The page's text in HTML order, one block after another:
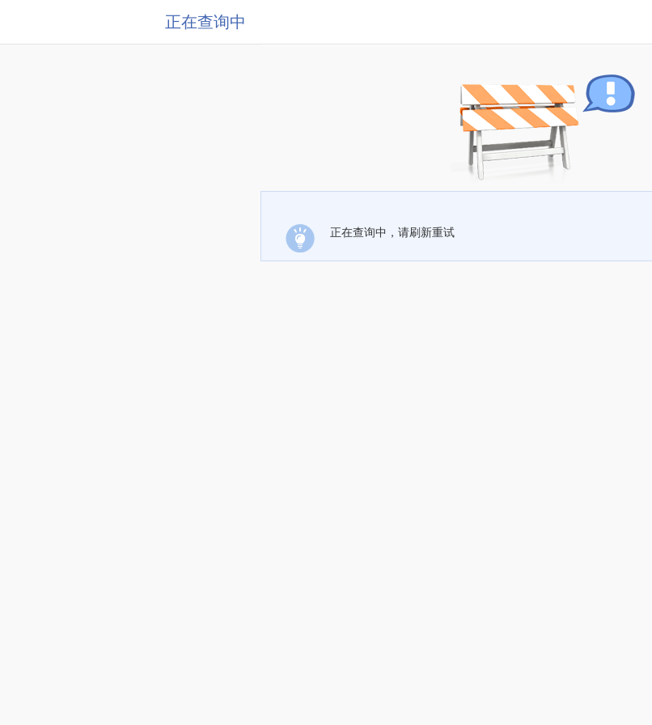
正在查询中
正在查询中，请刷新重试